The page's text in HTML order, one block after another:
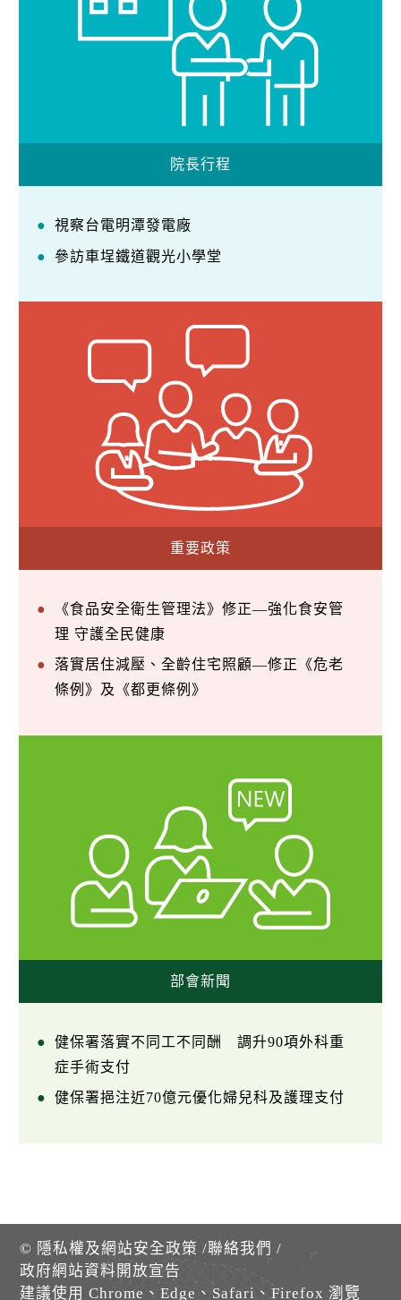
院長行程
視察台電明潭發電廠
參訪車埕鐵道觀光小學堂
重要政策
《食品安全衛生管理法》修正—強化食安管
理 守護全民健康
落實居住減壓、全齡住宅照顧—修正《危老
條例》及《都更條例》
部會新聞
健保署落實不同工不同酬 調升90項外科重
症手術支付
健保署挹注近70億元優化婦兒科及護理支付
© 隱私權及網站安全政策 /聯絡我們 /
政府網站資料開放宣告
建議使用 Chrome、Edge、Safari、Firefox 瀏覽